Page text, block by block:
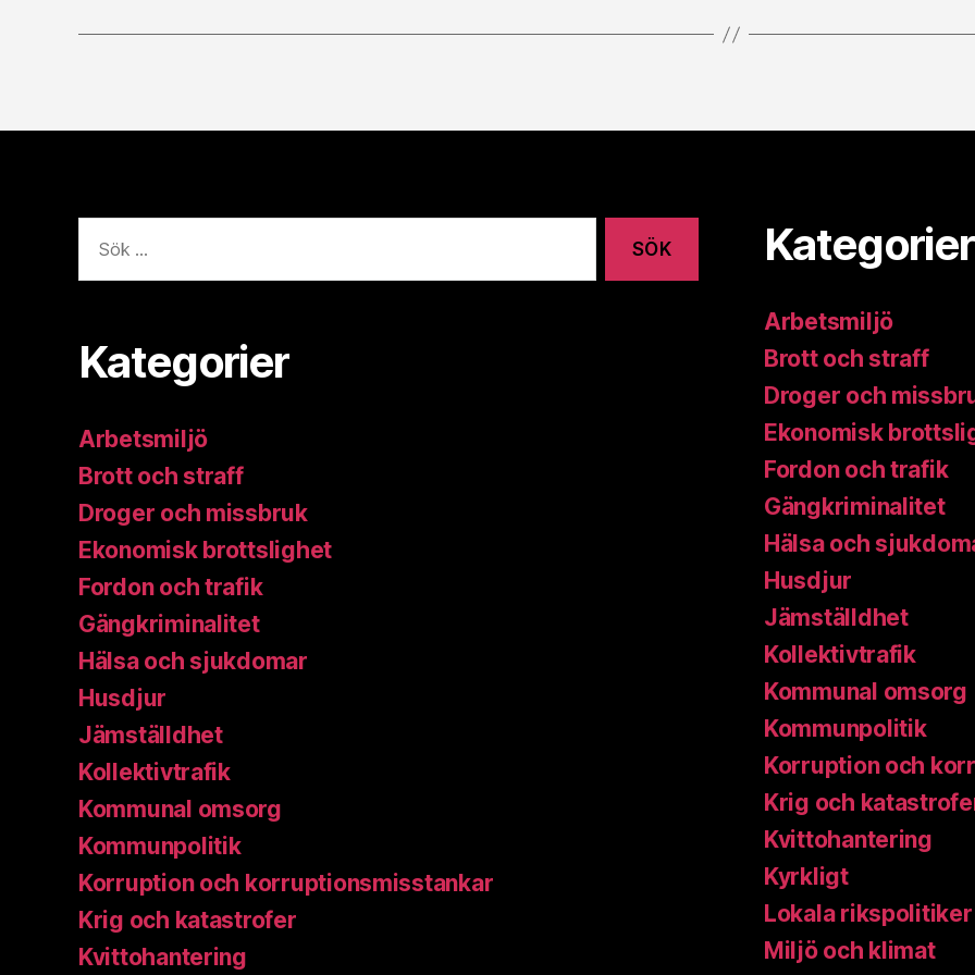
efter:
Kategorier
Arbetsmiljö
Brott och straff
Droger och missbruk
Ekonomisk brottslighet
Fordon och trafik
Gängkriminalitet
Hälsa och sjukdomar
Husdjur
Jämställdhet
Kollektivtrafik
Kommunal omsorg
Kommunpolitik
Korruption och korruptionsmisstankar
Krig och katastrofer
Kvittohantering
Kategorier
Arbetsmiljö
Brott och straff
Droger och
Ekonomisk
Fordon och trafik
Gängkriminalitet
Hälsa och
Husdjur
Jämställdhet
Kollektivtrafik
Kommunal omsorg
Kommunpolitik
Korruption och
Krig och
Kvittohantering
Kyrkligt
Lokala rikspolitiker
Miljö och klimat